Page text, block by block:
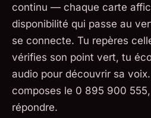
continu — chaque carte
disponibilité qui passe au
se connecte. Tu repères
vérifies son point vert, tu
audio pour découvrir sa
composes le 0 895 900
répondre.